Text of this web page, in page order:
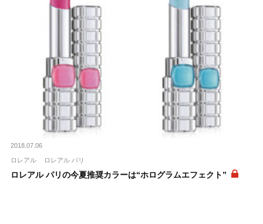
2018.07.06
ロレアル ロレアル パリ
ロレアル パリの今夏推奨カラーは“ホログラムエフェクト”